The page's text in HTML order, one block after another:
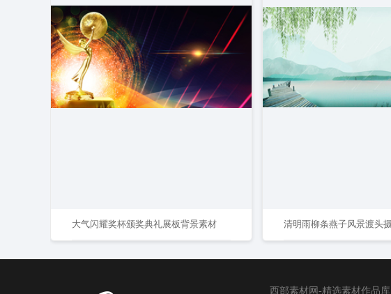
大气闪耀奖杯颁奖典礼展板背景素材
西部素材网-精选素材作品库